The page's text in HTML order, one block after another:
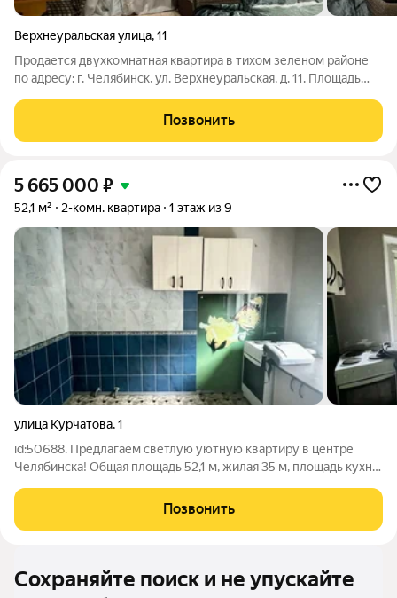
Верхнеуральская улица,11
Продается двухкомнатная квартира в тихом зеленом районе
по адресу: г. Челябинск, ул. Верхнеуральская, д. 11. Площадь
первом этаже 4х-этажного дома. Выгодный вариант для
молодых семей с
Позвонить
5 665 000 ₽
52,1 м² 2-комн. квартира 1 этаж из 9
улица Курчатова,1
id:50688. Предлагаем светлую уютную квартиру в центре
Челябинска! Общая площадь 52,1 м, жилая 35 м, площадь кухни
середине дома. Окна кухни и гостиной выходят на улицу
Курчатова, окно
Позвонить
Сохраняйте поиск и не упускайте